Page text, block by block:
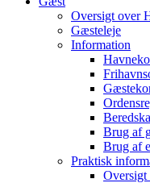
Oversigt over
Gæsteleje
Information
Brug af
Brug af
Praktisk
Oversigt